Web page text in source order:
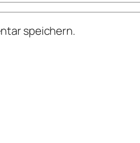
speichern.